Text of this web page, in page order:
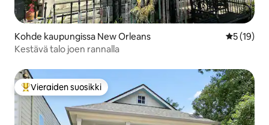
Kohde kaupungissa New Orleans
5 (19)
Kestävä talo joen rannalla
Vieraiden suosikkien parhaimmistoa
Vieraiden suosikki